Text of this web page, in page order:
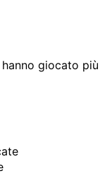
giocato